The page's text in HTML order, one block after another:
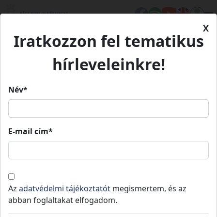
Kezdőlap
Hírek
MAGYARORSZÁGI ALSÓ SZAKASZÁN
DUNA MAGYARORSZÁGI ALSÓ
SZAKASZÁN
MEGYEI ÉRTÉKEINK
X
Iratkozzon fel tematikus
hírleveleinkre!
Név*
E-mail cím*
Az adatvédelmi tájékoztatót megismertem, és az
abban foglaltakat elfogadom.